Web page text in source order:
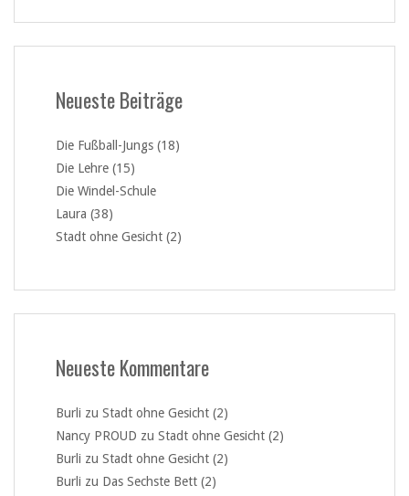
Neueste Beiträge
Die Fußball-Jungs (18)
Die Lehre (15)
Die Windel-Schule
Laura (38)
Stadt ohne Gesicht (2)
Neueste Kommentare
Burli zu Stadt ohne Gesicht (2)
Nancy PROUD zu Stadt ohne Gesicht (2)
Burli zu Stadt ohne Gesicht (2)
Burli zu Das Sechste Bett (2)